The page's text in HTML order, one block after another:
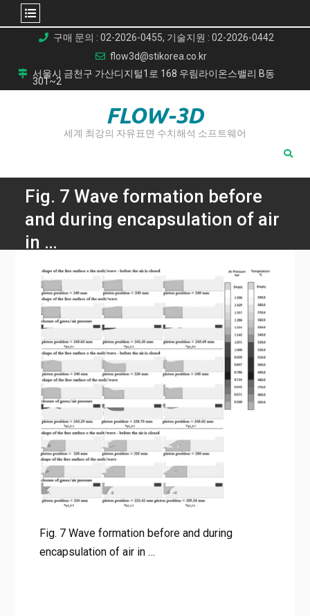
content
구매 문의 : 02-2026-0455, 기술지원 : 02-2026-0442
flow3d@stikorea.co.kr
서울시 금천구 가산디지털1로 168 우림라이온스밸리 B동
301~2
FLOW-3D
세계 최강의 자유표면 수치해석 소프트웨어
Fig. 7 Wave formation before
and during encapsulation of air
in …
Home
고압 다이캐스팅 공정의 1단계 피스톤 속도가 충전실 파형 형
성에 미치는 영향 분석
Fig. 7 Wave formation before and during encapsulation of
air in …
Fig. 7 Wave formation before and during
encapsulation of air in …